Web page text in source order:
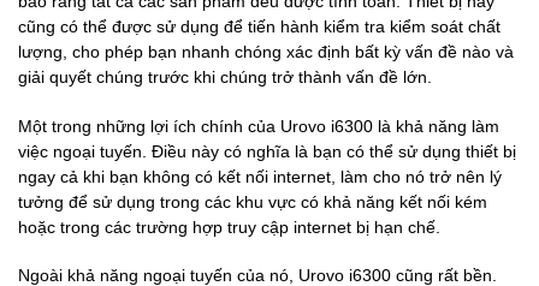
cũng có thể được sử dụng để tiến hành kiểm tra kiểm soát chất
lượng, cho phép bạn nhanh chóng xác định bất kỳ vấn đề nào và
giải quyết chúng trước khi chúng trở thành vấn đề lớn.
Một trong những lợi ích chính của Urovo i6300 là khả năng làm
việc ngoại tuyến. Điều này có nghĩa là bạn có thể sử dụng thiết bị
ngay cả khi bạn không có kết nối internet, làm cho nó trở nên lý
tưởng để sử dụng trong các khu vực có khả năng kết nối kém
hoặc trong các trường hợp truy cập internet bị hạn chế.
Ngoài khả năng ngoại tuyến của nó, Urovo i6300 cũng rất bền.